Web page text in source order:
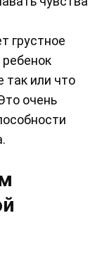
грустное
так или что
очень